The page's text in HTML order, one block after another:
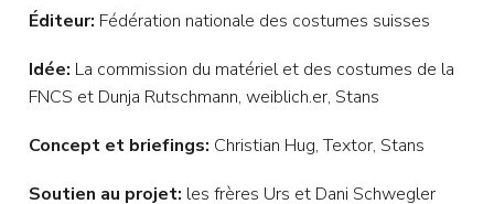
Éditeur: Fédération nationale des costumes suisses
Idée: La commission du matériel et des costumes de la
FNCS et Dunja Rutschmann, weiblich.er, Stans
Concept et briefings: Christian Hug, Textor, Stans
Soutien au projet: les frères Urs et Dani Schwegler